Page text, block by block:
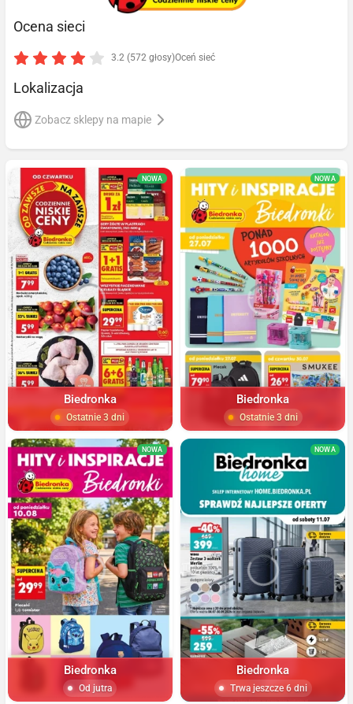
Ocena sieci
3.2 (572 głosy)Oceń sieć
Lokalizacja
Zobacz sklepy na mapie
NOWA
Biedronka
Ostatnie 3 dni
NOWA
Biedronka
Ostatnie 3 dni
NOWA
Biedronka
Od jutra
NOWA
Biedronka
Trwa jeszcze 6 dni